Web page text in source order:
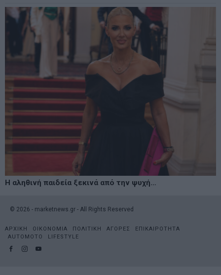
Η αληθινή παιδεία ξεκινά από την ψυχή…
© 2026 - marketnews.gr - All Rights Reserved
ΑΡΧΙΚΗ ΟΙΚΟΝΟΜΙΑ ΠΟΛΙΤΙΚΗ ΑΓΟΡΕΣ
ΕΠΙΚΑΙΡΟΤΗΤΑ
AUTOMOTO
LIFESTYLE